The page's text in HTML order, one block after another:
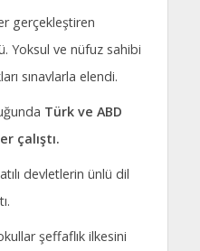
gerçekleştiren
Yoksul ve nüfuz sahibi
sınavlarla elendi.
Türk ve ABD
çalıştı.
devletlerin ünlü dil
şeffaflık ilkesini